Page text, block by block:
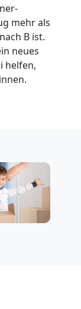
mehr als
B ist.
neues
helfen,